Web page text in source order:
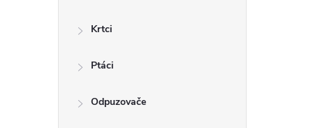
Krtci
Ptáci
Odpuzovače